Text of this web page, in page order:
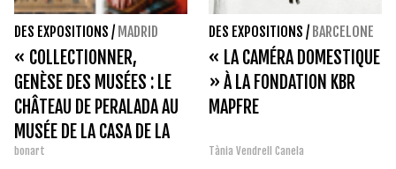
DES EXPOSITIONS / MADRID
« COLLECTIONNER,
GENÈSE DES MUSÉES : LE
CHÂTEAU DE PERALADA AU
MUSÉE DE LA CASA DE LA
MONEDA »
bonart
DES EXPOSITIONS / BARCELONE
« LA CAMÉRA DOMESTIQUE
» À LA FONDATION KBR
MAPFRE
Tània Vendrell Canela